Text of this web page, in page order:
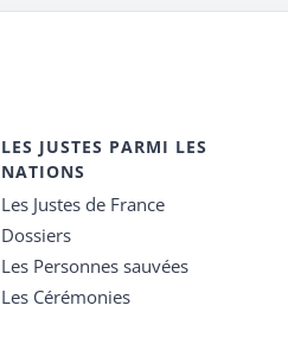
LES JUSTES PARMI LES
NATIONS
Les Justes de France
Dossiers
Les Personnes sauvées
Les Cérémonies